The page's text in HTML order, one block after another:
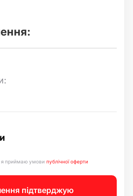
я приймаю умови публічної оферти
підтверджую